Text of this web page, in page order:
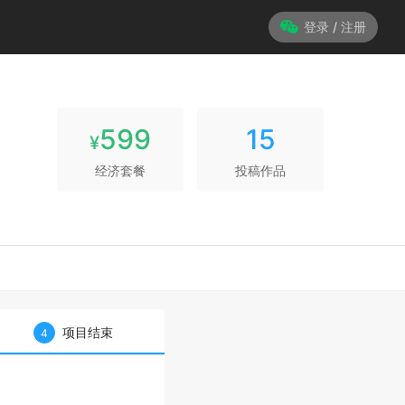
登录 / 注册
¥599
经济套餐
15
投稿作品
4 项目结束